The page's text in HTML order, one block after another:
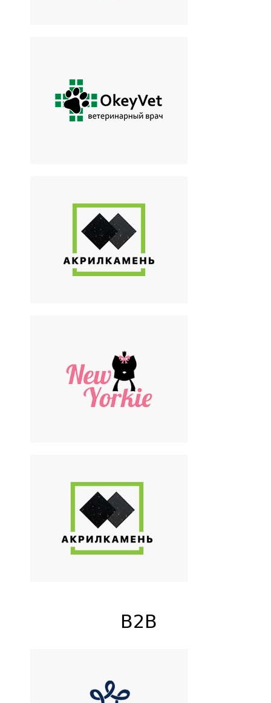
OkeyVet
Вызов ветеринара на дом
Акрил Камень
Производство изделий из
искусственного камня
New Yorkie
Мастер по грумингу
«АкрилКамень»
Резка и продажа листовых
материалов
B2B